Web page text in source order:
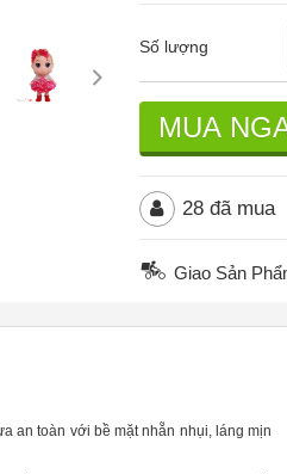
Số lượng
MUA
28đã mua
Giao Sản
an toàn với bề mặt nhẵn nhụi, láng mịn